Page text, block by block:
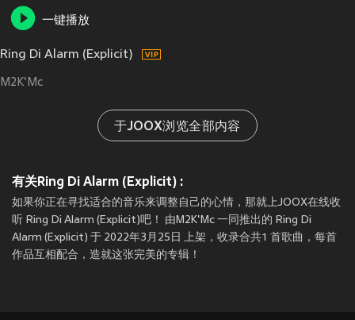
一键播放
Ring Di Alarm (Explicit)
M2K'Mc
于JOOX浏览全部内容
有关Ring Di Alarm (Explicit) :
如果你正在寻找适合的音乐来调整自己的心情，那就上JOOX在线收
听 Ring Di Alarm (Explicit)吧！ 由M2K'Mc 一同推出的 Ring Di
Alarm (Explicit) 于 2022年3月25日 上架，收录合共1 首歌曲，每首
作品互相配合，造就这张完美的专辑！